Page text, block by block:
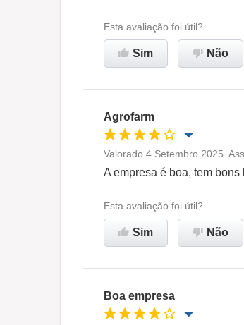
Ambiente de trabalho
Recomenda esta
Esta avaliação foi útil?
Sim Não
Agrofarm
Oportunidade de promoção
Ambiente de trabalho
Recomenda esta
Valorado 4 Setembro 2025.
A empresa é boa, tem
Esta avaliação foi útil?
Sim Não
Boa empresa